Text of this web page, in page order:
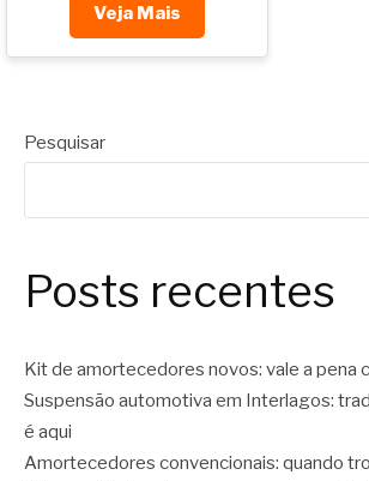
Veja Mais
Pesquisar
Posts recentes
Kit de amortecedores novos: vale a pena
Suspensão automotiva em Interlagos:
é aqui
Amortecedores convencionais: quando